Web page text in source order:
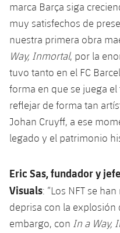
marca Barça siga
muy satisfechos de
nuestra primera obra
Way, Inmortal, por la
tuvo tanto en el FC
forma en que se juega
reflejar de forma tan
Johan Cruyff, a ese
legado y el patrimonio
Eric Sas, fundador y
Visuals: “Los NFT se
deprisa con la explosión
embargo, con In a Way,